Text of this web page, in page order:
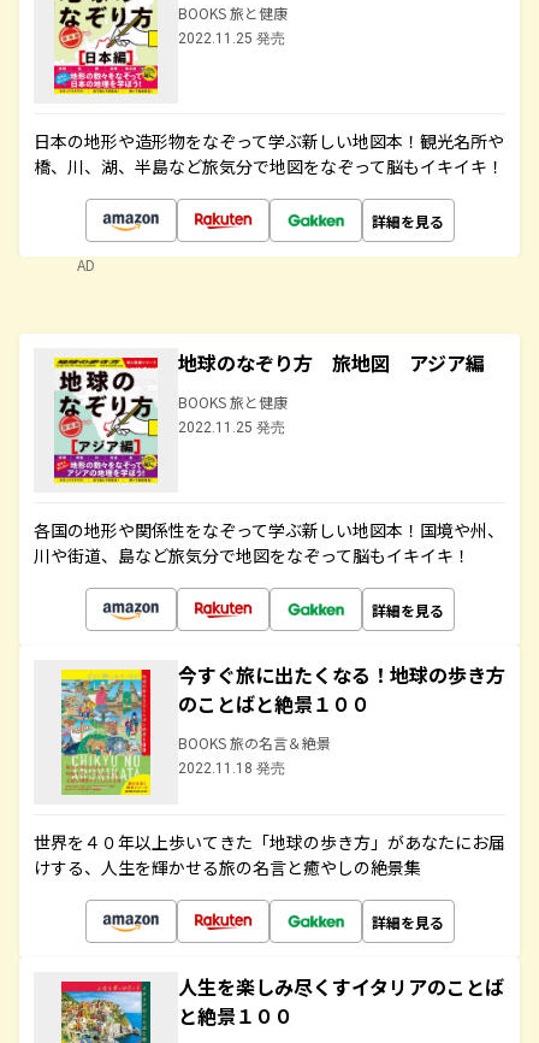
BOOKS 旅と健康
2022.11.25 発売
日本の地形や造形物をなぞって学ぶ新しい地図本！観光名所や
橋、川、湖、半島など旅気分で地図をなぞって脳もイキイキ！
詳細を見る
AD
地球のなぞり方 旅地図 アジア編
BOOKS 旅と健康
2022.11.25 発売
各国の地形や関係性をなぞって学ぶ新しい地図本！国境や州、
川や街道、島など旅気分で地図をなぞって脳もイキイキ！
詳細を見る
今すぐ旅に出たくなる！地球の歩き方
のことばと絶景１００
BOOKS 旅の名言＆絶景
2022.11.18 発売
世界を４０年以上歩いてきた「地球の歩き方」があなたにお届
けする、人生を輝かせる旅の名言と癒やしの絶景集
詳細を見る
人生を楽しみ尽くすイタリアのことば
と絶景１００